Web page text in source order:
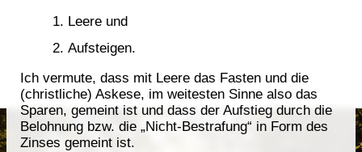
Leere und
Aufsteigen.
Ich vermute, dass mit Leere das Fasten und die
(christliche) Askese, im weitesten Sinne also das
Sparen, gemeint ist und dass der Aufstieg durch die
Belohnung bzw. die „Nicht-Bestrafung“ in Form des
Zinses gemeint ist.